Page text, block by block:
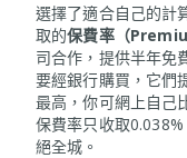
選擇了適合自己的計
取的保費率（
司合作，提供半年免
要經銀行購買，它們
最高，你可網上自己
保費率只收取
絕全城。